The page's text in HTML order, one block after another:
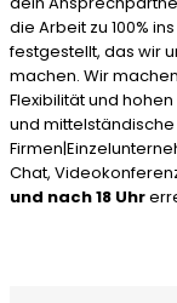
die Arbeit zu 100%
festgestellt, das wir
machen. Wir
Flexibilität und
und
Chat,
und nach 18 Uhr